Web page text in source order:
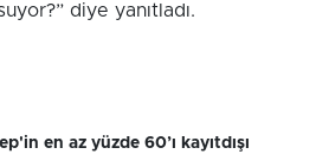
diye yanıtladı.
en az yüzde 60’ı kayıtdışı